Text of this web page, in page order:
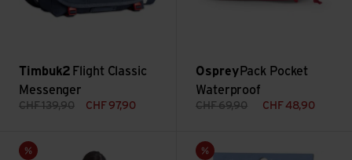
Timbuk2 Flight Classic
Messenger
CHF139,90 CHF 97,90
Osprey Pack Pocket
Waterproof
CHF69,90 CHF48,90
Vente
Voir Equipment Wrap & Roll M
Vente
Voir Schnellverschluss dual